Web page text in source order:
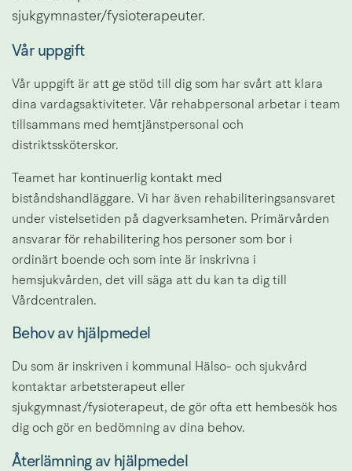
sjukgymnaster/fysioterapeuter.
Vår uppgift
Vår uppgift är att ge stöd till dig som har svårt att klara
dina vardagsaktiviteter. Vår rehabpersonal arbetar i team
tillsammans med hemtjänstpersonal och
distriktssköterskor.
Teamet har kontinuerlig kontakt med
biståndshandläggare. Vi har även rehabiliteringsansvaret
under vistelsetiden på dagverksamheten. Primärvården
ansvarar för rehabilitering hos personer som bor i
ordinärt boende och som inte är inskrivna i
hemsjukvården, det vill säga att du kan ta dig till
Vårdcentralen.
Behov av hjälpmedel
Du som är inskriven i kommunal Hälso- och sjukvård
kontaktar arbetsterapeut eller
sjukgymnast/fysioterapeut, de gör ofta ett hembesök hos
dig och gör en bedömning av dina behov.
Återlämning av hjälpmedel